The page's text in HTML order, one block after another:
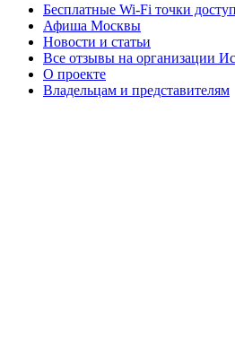
Бесплатные Wi-Fi точки
Афиша Москвы
Новости и статьи
Все отзывы на организации
О проекте
Владельцам и представителям